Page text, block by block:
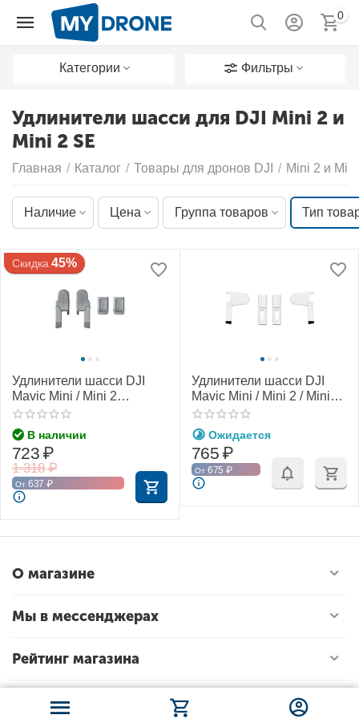
0
Категории Фильтры
Удлинители шасси для DJI Mini 2 и
Mini 2 SE
Главная / Каталог / Товары для дронов DJI / Mini 2 и
Наличие Цена Группа товаров Тип
Скидка 45%
Удлинители шасси DJI
Mavic Mini / Mini 2
(PGYTECH P-12A-012)
В наличии
1 318 ₽
723₽
От 637 ₽
Удлинители шасси DJI
Mavic Mini / Mini 2 / Mini
SE (YX)
Ожидается
765₽
От 675 ₽
О магазине
Мы в мессенджерах
Рейтинг магазина